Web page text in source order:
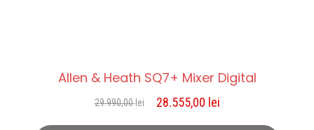
Allen & Heath SQ7+ Mixer Digital
29.990,00lei
Prețul
28.555,00 lei